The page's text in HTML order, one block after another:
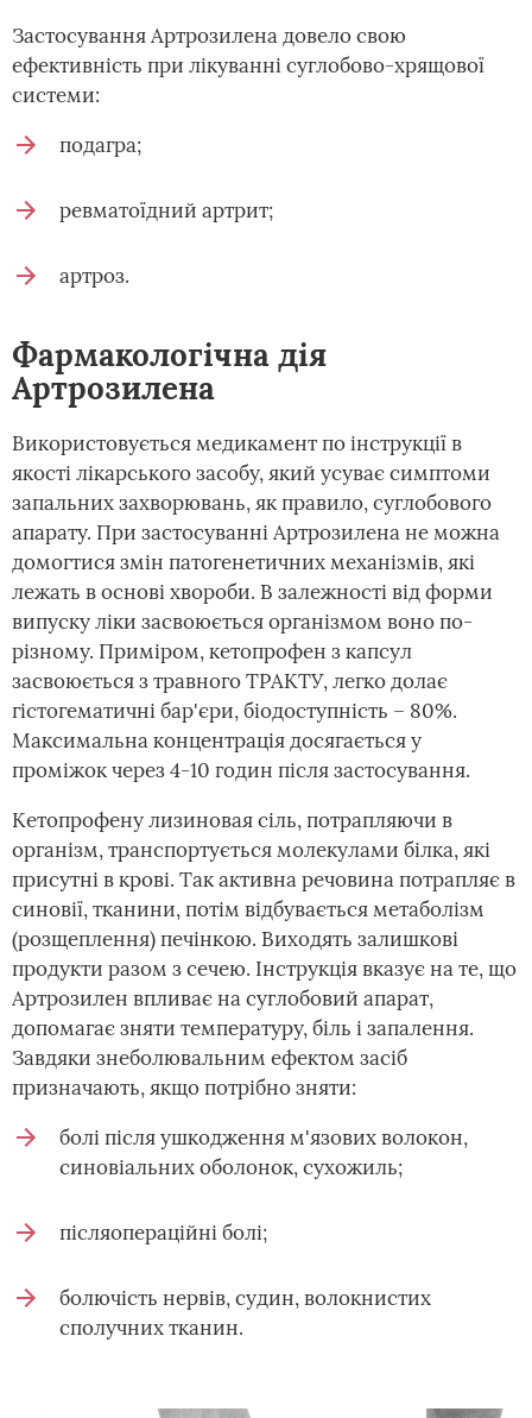
Застосування Артрозилена довело свою
ефективність при лікуванні суглобово-хрящової
системи:
подагра;
ревматоїдний артрит;
артроз.
Фармакологічна дія
Артрозилена
Використовується медикамент по інструкції в
якості лікарського засобу, який усуває симптоми
запальних захворювань, як правило, суглобового
апарату. При застосуванні Артрозилена не можна
домогтися змін патогенетичних механізмів, які
лежать в основі хвороби. В залежності від форми
випуску ліки засвоюється організмом воно по-
різному. Приміром, кетопрофен з капсул
засвоюється з травного ТРАКТУ, легко долає
гістогематичні бар'єри, біодоступність – 80%.
Максимальна концентрація досягається у
проміжок через 4-10 годин після застосування.
Кетопрофену лизиновая сіль, потрапляючи в
організм, транспортується молекулами білка, які
присутні в крові. Так активна речовина потрапляє в
синовії, тканини, потім відбувається метаболізм
(розщеплення) печінкою. Виходять залишкові
продукти разом з сечею. Інструкція вказує на те, що
Артрозилен впливає на суглобовий апарат,
допомагає зняти температуру, біль і запалення.
Завдяки знеболювальним ефектом засіб
призначають, якщо потрібно зняти:
болі після ушкодження м'язових волокон,
синовіальних оболонок, сухожиль;
післяопераційні болі;
болючість нервів, судин, волокнистих
сполучних тканин.